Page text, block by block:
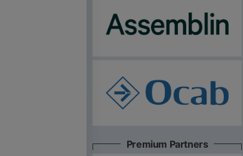
Premium Partners